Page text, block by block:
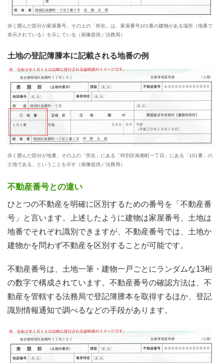
赤く囲んだ部分が家屋番号。その上の「所在」は、家屋番号101番の建物がある場所（地番で
表示されている）を示している（画像提供／法務局）
土地の登記簿謄本に記載される地番の例
赤く囲んだ部分が地番。その上の「所在」にある「特別区南都町一丁目」にある「101番」の
土地である、ということを示す（画像提供／法務局）
不動産番号との違い
ひとつの不動産を明確に区別するための番号を「不動産番
号」と言います。上述したように建物は家屋番号、土地は
地番でそれぞれ識別できますが、不動産番号では、土地か
建物かを問わず不動産を区別することが可能です。
不動産番号は、土地一筆・建物一戸ごとにランダムな13桁
の数字で構成されています。不動産番号の確認方法は、不
動産を管轄する法務局で登記簿謄本を取得するほか、登記
識別情報通知で調べるなどの手段があります。